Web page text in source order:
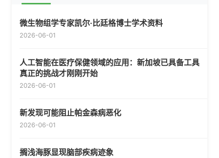
微生物组学专家凯尔·比廷格博士学术资料
2026-06-01
人工智能在医疗保健领域的应用：新加坡已具备工具
真正的挑战才刚刚开始
2026-06-01
新发现可能阻止帕金森病恶化
2026-06-01
搁浅海豚显现脑部疾病迹象